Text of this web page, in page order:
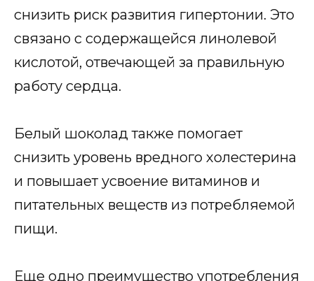
снизить риск развития гипертонии. Это
связано с содержащейся линолевой
кислотой, отвечающей за правильную
работу сердца.
Белый шоколад также помогает
снизить уровень вредного холестерина
и повышает усвоение витаминов и
питательных веществ из потребляемой
пищи.
Еще одно преимущество употребления